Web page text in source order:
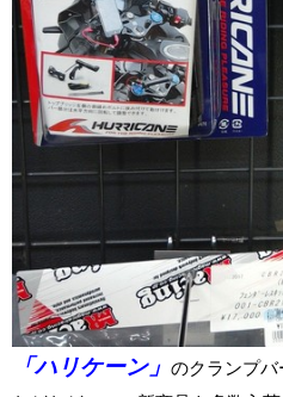
「ハリケーン」 のクランプバ